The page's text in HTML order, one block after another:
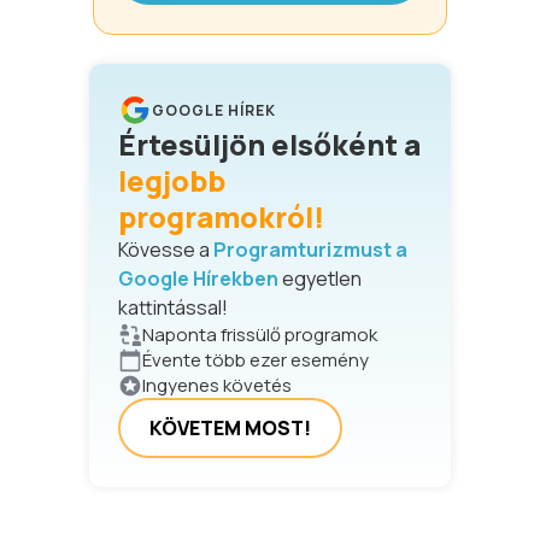
GOOGLE HÍREK
Értesüljön elsőként a
legjobb
programokról!
Kövesse a Programturizmust a
Google Hírekbenegyetlen
kattintással!
Naponta frissülő programok
Évente több ezer esemény
Ingyenes követés
KÖVETEM MOST!